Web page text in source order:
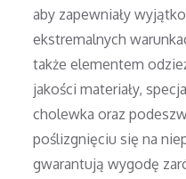
aby zapewniały
ekstremalnych
także elementem
jakości materiały,
cholewka oraz
poślizgnięciu się na
gwarantują wygodę